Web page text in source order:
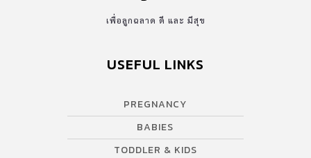
เพื่อลูกฉลาด ดี และ มีสุข
USEFUL LINKS
PREGNANCY
BABIES
TODDLER & KIDS